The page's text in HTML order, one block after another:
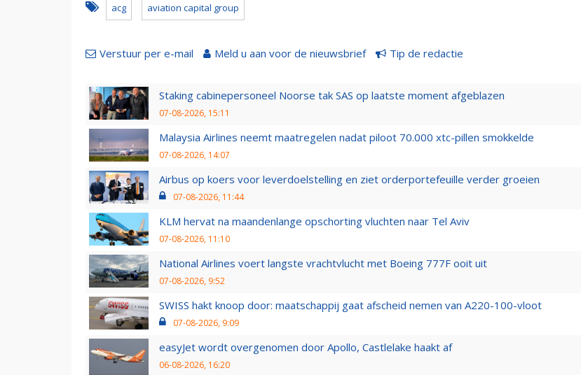
acg aviation capital group
Verstuur per e-mail Meld u aan voor de nieuwsbrief Tip de redactie
Staking cabinepersoneel Noorse tak SAS op laatste moment afgeblazen
07-08-2026, 15:11
Malaysia Airlines neemt maatregelen nadat piloot 70.000 xtc-pillen smokkelde
07-08-2026, 14:07
Airbus op koers voor leverdoelstelling en ziet orderportefeuille verder groeien
07-08-2026, 11:44
KLM hervat na maandenlange opschorting vluchten naar Tel Aviv
07-08-2026, 11:10
National Airlines voert langste vrachtvlucht met Boeing 777F ooit uit
07-08-2026, 9:52
SWISS hakt knoop door: maatschappij gaat afscheid nemen van A220-100-vloot
07-08-2026, 9:09
easyJet wordt overgenomen door Apollo, Castlelake haakt af
06-08-2026, 16:20